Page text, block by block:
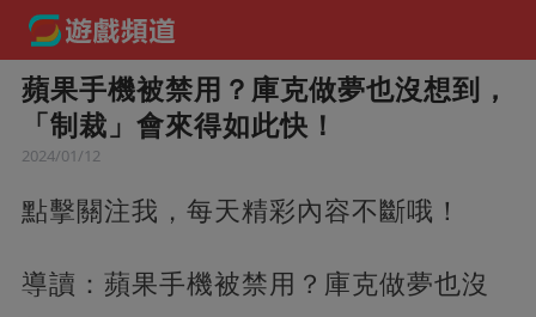
蘋果手機被禁用？庫克做夢也沒想到，
「制裁」會來得如此快！
2024/01/12
點擊關注我，每天精彩內容不斷哦！
導讀：蘋果手機被禁用？庫克做夢也沒